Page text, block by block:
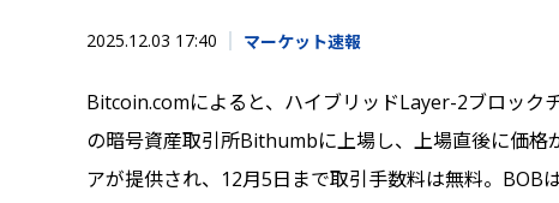
2025.12.03 17:40 マーケット速報
Bitcoin.comによると、ハイブリッドLayer-2ブロッ
の暗号資産取引所Bithumbに上場し、上場直後に価
アが提供され、12月5日まで取引手数料は無料。BOB